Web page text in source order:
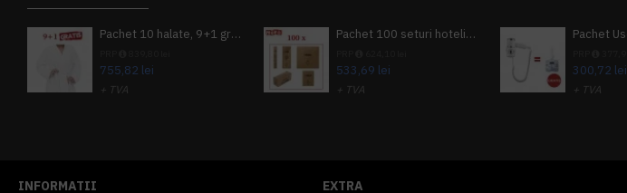
Pachet 10 halate, 9+1 gratuit
755,82 lei
+ TVA
Pachet 100 seturi hoteliere, set dentar, set barbierit, casca de dus, pila unghii, set cusut
533,69 lei
+ TVA
300,72 lei
+ TVA
INFORMATII EXTRA